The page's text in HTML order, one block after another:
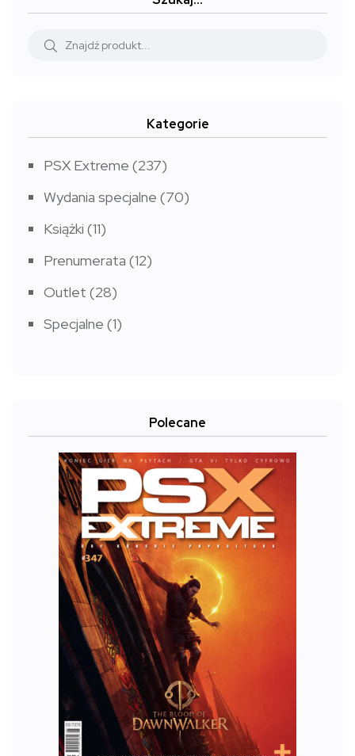
do
Kategorie
PSX Extreme (237)
Wydania specjalne (70)
Książki (11)
Prenumerata (12)
Outlet (28)
Specjalne (1)
Polecane